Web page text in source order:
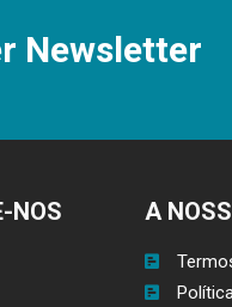
Newsletter
NOS A